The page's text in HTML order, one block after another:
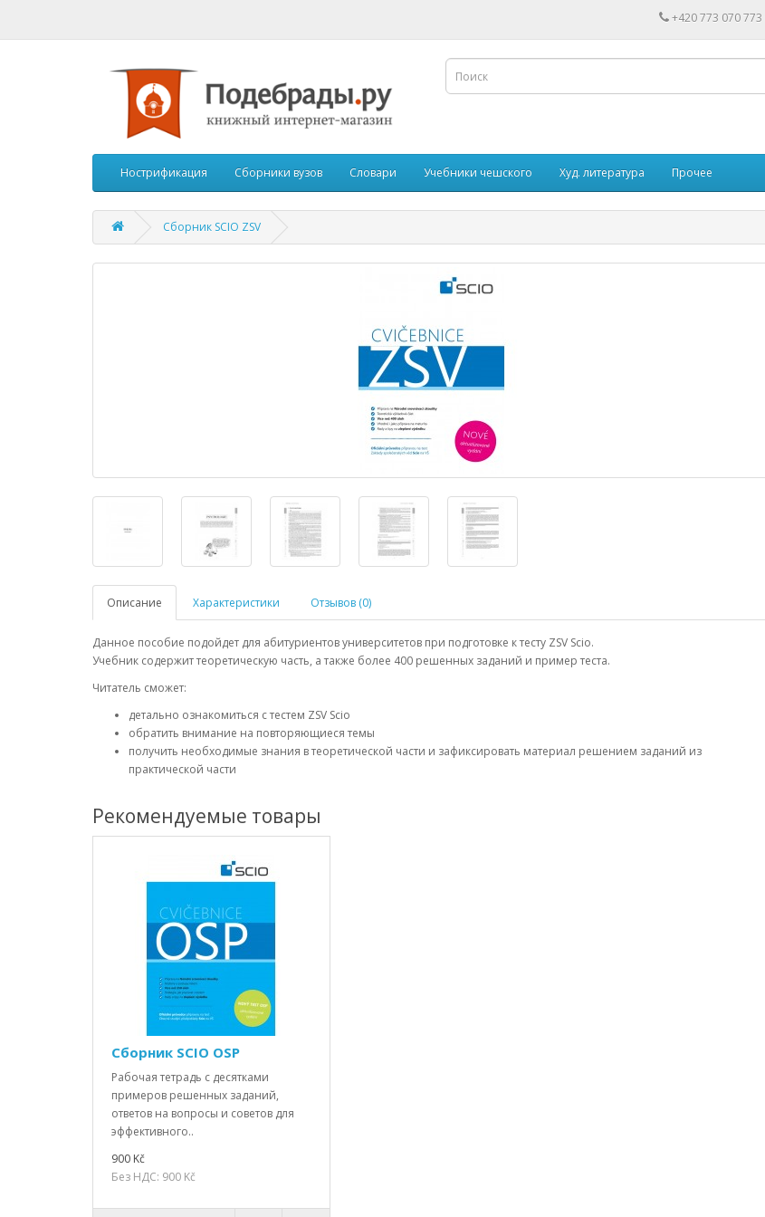
+420 773 070
Нострификация Сборники вузов Словари Учебники чешского Худ. литература Прочее
Сборник SCIO ZSV
Описание Характеристики Отзывов (0)
Данное пособие подойдет для абитуриентов университетов при подготовке к тесту ZSV Scio.
Учебник содержит теоретическую часть, а также более 400 решенных заданий и пример теста.
Читатель сможет:
детально ознакомиться с тестем ZSV Scio
обратить внимание на повторяющиеся темы
получить необходимые знания в теоретической части и зафиксировать материал решением заданий из
практической части
Рекомендуемые товары
Сборник SCIO OSP
Рабочая тетрадь с десятками
примеров решенных заданий,
ответов на вопросы и советов для
эффективного..
900 Kč
Без НДС: 900 Kč